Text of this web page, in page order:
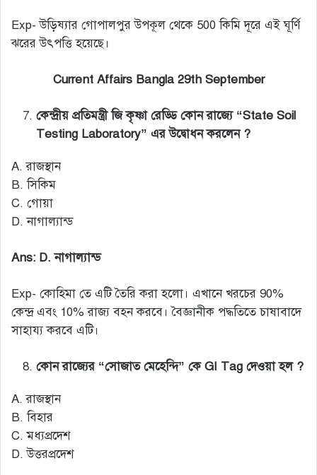
Exp- উড়িষ্যার গোপালপুর উপকূল থেকে 500 কিমি দূরে এই ঘূর্ণি
ঝরের উৎপত্তি হয়েছে।
Current Affairs Bangla 29th September
কেন্দ্রীয় প্রতিমন্ত্রী জি কৃষ্ণা রেড্ডি কোন রাজ্যে “State Soil
Testing Laboratory” এর উদ্বোধন করলেন ?
A. রাজস্থান
B. সিকিম
C. গোয়া
D. নাগাল্যান্ড
Ans: D. নাগাল্যান্ড
Exp- কোহিমা তে এটি তৈরি করা হলো। এখানে খরচের 90%
কেন্দ্র এবং 10% রাজ্য বহন করবে। বৈজ্ঞানীক পদ্ধতিতে চাষাবাদে
সাহায্য করবে এটি।
কোন রাজ্যের “সোজাত মেহেন্দি” কে GI Tag দেওয়া হল ?
A. রাজস্থান
B. বিহার
C. মধ্যপ্রদেশ
D. উত্তরপ্রদেশ